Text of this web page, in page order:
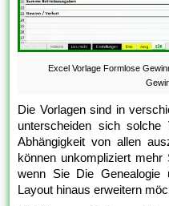
Excel Vorlage Formlose
Die Vorlagen sind in
unterscheiden sich
Abhängigkeit von allen
können unkompliziert mehr
wenn Sie Die Genealogie
Layout hinaus erweitern